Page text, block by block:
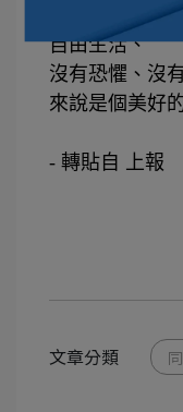
「我們看到愈
自由生活、
沒有恐懼、沒
來說是個美好
- 轉貼自 上報
文章分類